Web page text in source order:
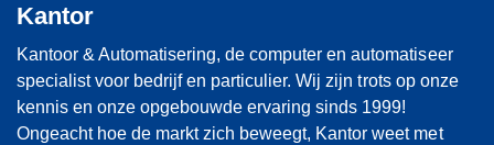
Kantor
Kantoor & Automatisering, de computer en automatiseer
specialist voor bedrijf en particulier. Wij zijn trots op onze
kennis en onze opgebouwde ervaring sinds 1999!
Ongeacht hoe de markt zich beweegt, Kantor weet met